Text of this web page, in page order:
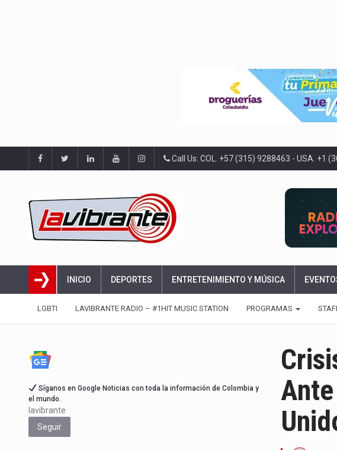
Call Us: COL. +57 (315) 9288463 - USA. +1
INICIO DEPORTES ENTRETENIMIENTO Y MÚSICA
LGBTI LAVIBRANTE RADIO – #1HIT MUSIC STATION PROGRAMAS
Síganos en Google Noticias con toda la información de Colombia y
el mundo.
lavibrante
Seguir